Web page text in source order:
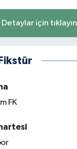
Detaylar için tıklayın
FK